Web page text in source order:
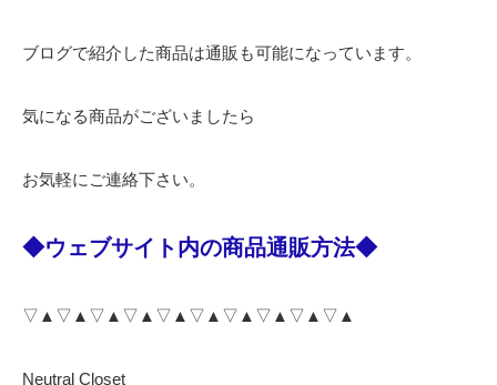
ブログで紹介した商品は通販も可能になっています。
気になる商品がございましたら
お気軽にご連絡下さい。
◆ウェブサイト内の商品通販方法◆
▽▲▽▲▽▲▽▲▽▲▽▲▽▲▽▲▽▲▽▲
Neutral Closet